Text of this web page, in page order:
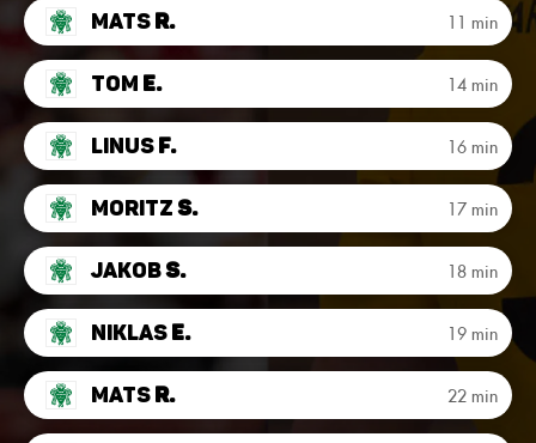
MatsR. 11 min
Tom E. 14 min
LinusF. 16 min
MoritzS. 17 min
JakobS. 18 min
NiklasE. 19 min
MatsR. 22 min